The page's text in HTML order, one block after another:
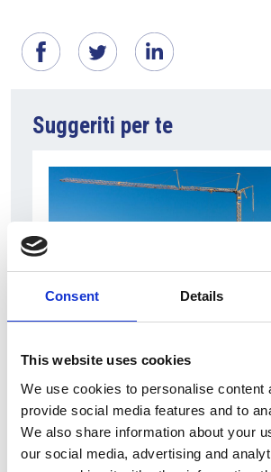
Consent Details
This website uses cookies
We use cookies to personalise content
provide social media features and to
We also share information about your
our social media, advertising and
Suggeriti per te
7 Agosto 2026
Nel primo semestre è aumentata
costruzione di nuove abitazioni
Repubblica Ceca